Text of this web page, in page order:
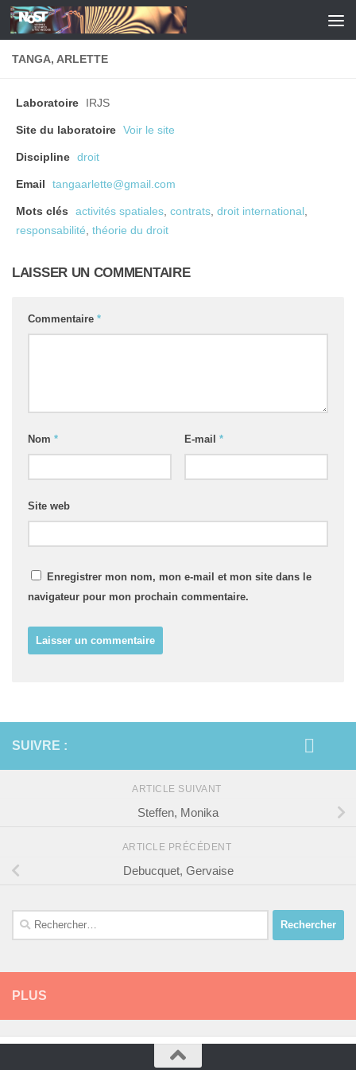
Skip to content
TANGA, ARLETTE
Laboratoire IRJS
Site du laboratoire Voir le site
Discipline droit
Email tangaarlette@gmail.com
Mots clés activités spatiales, contrats, droit international ,
responsabilité, théorie du droit
LAISSER UN COMMENTAIRE
Commentaire *
Nom * E-mail *
Site web
Enregistrer mon nom, mon e-mail et mon site dans le
navigateur pour mon prochain commentaire.
SUIVRE :
ARTICLE SUIVANT
Steffen, Monika
ARTICLE PRÉCÉDENT
Debucquet, Gervaise
Rechercher :
PLUS